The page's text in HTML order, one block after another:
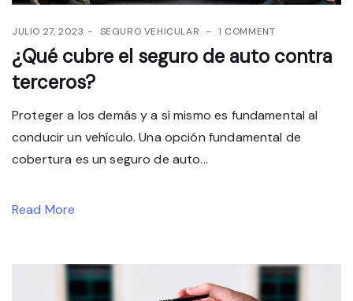
JULIO 27, 2023 SEGURO VEHICULAR 1 COMMENT
¿Qué cubre el seguro de auto contra
terceros?
Proteger a los demás y a sí mismo es fundamental al
conducir un vehículo. Una opción fundamental de
cobertura es un seguro de auto...
Read More